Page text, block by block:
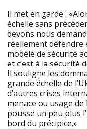
Il met en garde :
échelle sans
devons nous
réellement défendre
modèle de sécurité
et c’est à la sécurité
Il souligne les
grande échelle de
d’autres crises
menace ou usage
pousse un peu plus
bord du précipice.»